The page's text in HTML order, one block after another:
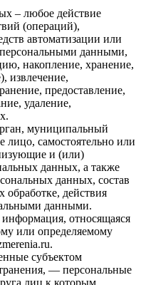
– любое действие
(операций),
автоматизации или
персональными данными,
накопление, хранение,
извлечение,
предоставление,
удаление,
муниципальный
лицо, самостоятельно или
и (или)
данных, а также
данных, состав
действия
данными.
относящаяся
или определяемому
субъектом
— персональные